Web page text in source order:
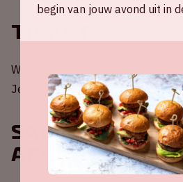
Tickets
Wil je aanwezig zijn bij een
Je kunt je tickets bestellen via
Samen rijden
ArenA?
begin van jouw avond uit in